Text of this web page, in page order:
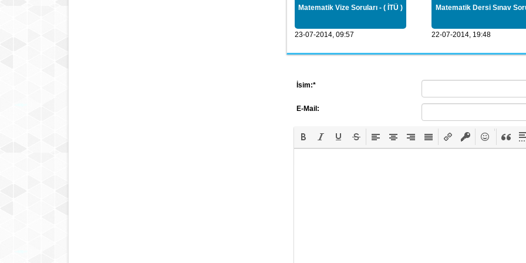
Matematik Vize Soruları - ( İTÜ )
23-07-2014, 09:57
Matematik Dersi Sınav
22-07-2014, 19:48
İsim:*
E-Mail: